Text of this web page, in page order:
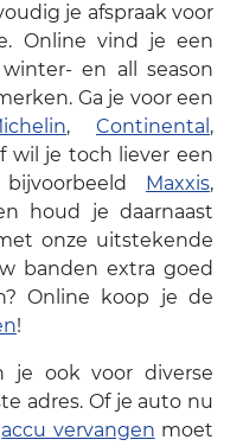
je afspraak voor
Online vind je een
en all season
Ga je voor een
, Continental ,
wil je toch liever een
Maxxis,
houd je daarnaast
onze uitstekende
banden extra goed
Online koop je de
!
je ook voor diverse
adres. Of je auto nu
accu vervangen moet